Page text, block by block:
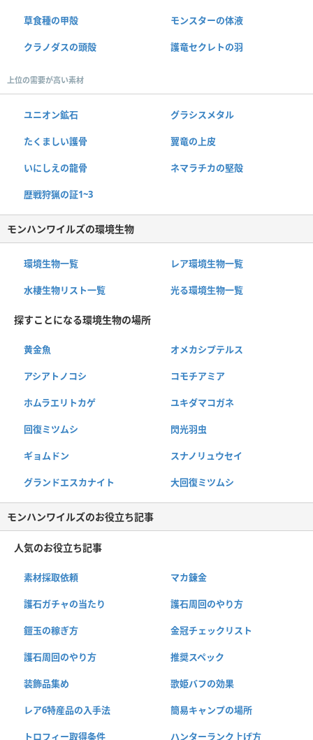
草食種の甲殻 モンスターの体液
クラノダスの頭殻 護竜セクレトの羽
上位の需要が高い素材
ユニオン鉱石 グラシスメタル
たくましい護骨 翼竜の上皮
いにしえの龍骨 ネマラチカの堅殻
歴戦狩猟の証1~3
モンハンワイルズの環境生物
環境生物一覧 レア環境生物一覧
水棲生物リスト一覧 光る環境生物一覧
探すことになる環境生物の場所
黄金魚 オメカシプテルス
アシアトノコシ コモチアミア
ホムラエリトカゲ ユキダマコガネ
回復ミツムシ 閃光羽虫
ギョムドン スナノリュウセイ
グランドエスカナイト 大回復ミツムシ
モンハンワイルズのお役立ち記事
人気のお役立ち記事
素材採取依頼 マカ錬金
護石ガチャの当たり 護石周回のやり方
鎧玉の稼ぎ方 金冠チェックリスト
護石周回のやり方 推奨スペック
装飾品集め 歌姫バフの効果
レア6特産品の入手法 簡易キャンプの場所
トロフィー取得条件 ハンターランク上げ方